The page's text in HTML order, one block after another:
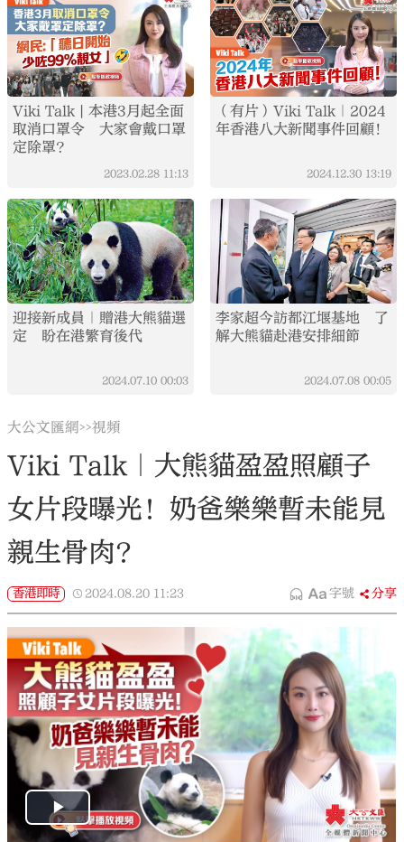
Viki Talk | 本港3月起全面
取消口罩令 大家會戴口罩
定除罩？
2023.02.28 11:13
（有片）Viki Talk｜2024
年香港八大新聞事件回顧！
2024.12.30 13:19
迎接新成員｜贈港大熊貓選
定 盼在港繁育後代
2024.07.10 00:03
李家超今訪都江堰基地 了
解大熊貓赴港安排細節
2024.07.08 00:05
大公文匯網>>視頻
Viki Talk｜大熊貓盈盈照顧子
女片段曝光！奶爸樂樂暫未能見
親生骨肉？
香港即時 2024.08.20 11:23 字號 分享